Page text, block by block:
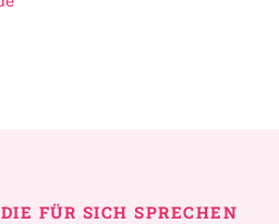
FÜR SICH SPRECHEN